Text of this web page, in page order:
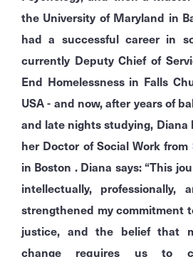
the University of Maryland in
had a successful career in
currently Deputy Chief of
End Homelessness in Falls
USA - and now, after years of
and late nights studying, Diana
her Doctor of Social Work from
in Boston . Diana says: “This
intellectually,
strengthened my commitment
justice, and the belief that
change requires us to